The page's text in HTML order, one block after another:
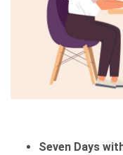
Seven Days